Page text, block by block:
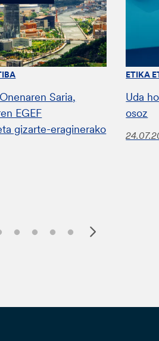
Saria,
EGEF
gizarte-eraginerako
ETIKA
Uda
osoz